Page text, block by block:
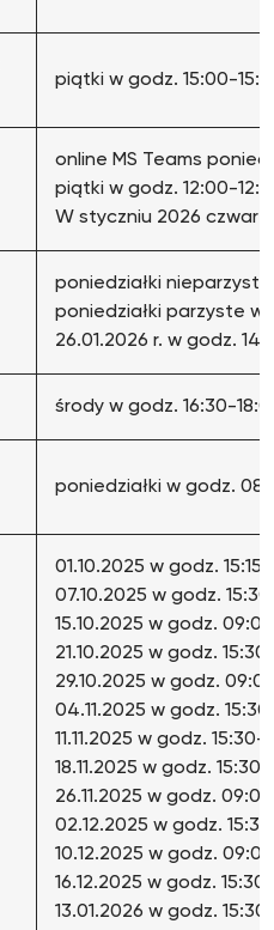
piątki w godz. 15:00-
online MS Teams
piątki w godz. 12:00-
W styczniu 2026
poniedziałki
poniedziałki parzyste w
26.01.2026 r. w godz.
środy w godz. 16:30-
poniedziałki w godz.
01.10.2025 w godz.
07.10.2025 w godz.
15.10.2025 w godz.
21.10.2025 w godz. 15:30-
29.10.2025 w godz.
04.11.2025 w godz.
11.11.2025 w godz. 15:30-
18.11.2025 w godz. 15:30-
26.11.2025 w godz.
02.12.2025 w godz.
10.12.2025 w godz.
16.12.2025 w godz. 15:30-
13.01.2026 w godz. 15:30-